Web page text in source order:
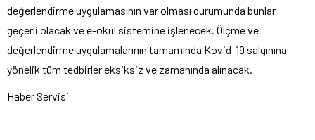
değerlendirme uygulamasının var olması durumunda bunlar
geçerli olacak ve e-okul sistemine işlenecek. Ölçme ve
değerlendirme uygulamalarının tamamında Kovid-19 salgınına
yönelik tüm tedbirler eksiksiz ve zamanında alınacak.
Haber Servisi